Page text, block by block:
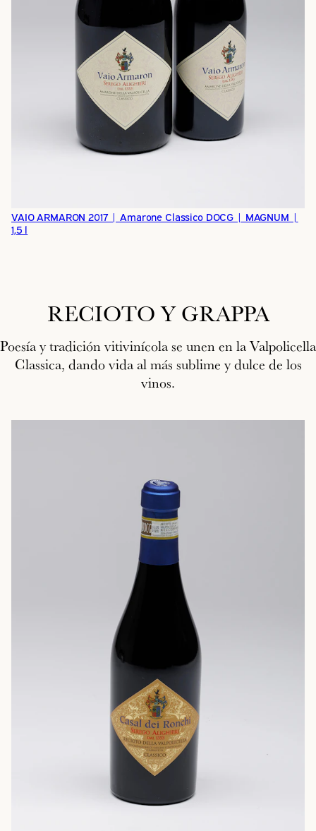
VAIO ARMARON 2017 | Amarone Classico DOCG | MAGNUM |
1,5 l
RECIOTO Y GRAPPA
Poesía y tradición vitivinícola se unen en la Valpolicella
Classica, dando vida al más sublime y dulce de los
vinos.